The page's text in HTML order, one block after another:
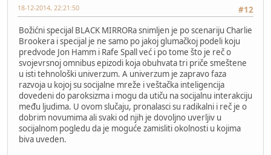
#12
18-12-2014, 22:21:50
Božićni specijal BLACK MIRRORa snimljen je po scenariju Charlie
Brookera i specijal je ne samo po jakoj glumačkoj podeli koju
predvode Jon Hamm i Rafe Spall već i po tome što je reč o
svojevrsnoj omnibus epizodi koja obuhvata tri priče smeštene
u isti tehnološki univerzum. A univerzum je zapravo faza
razvoja u kojoj su socijalne mreže i veštačka inteligencija
dovedeni do paroksizma i mogu da utiču na socijalnu interakciju
među ljudima. U ovom slučaju, pronalasci su radikalni i reč je o
dobrim novumima ali svaki od njih je dovoljno uverljiv u
socijalnom pogledu da je moguće zamisliti okolnosti u kojima
biva uveden.